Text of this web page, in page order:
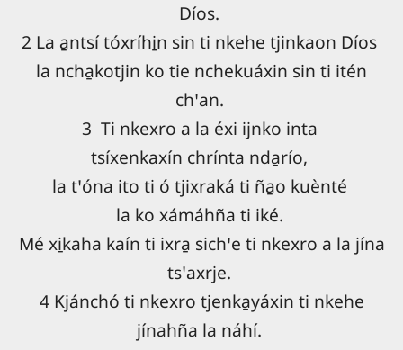
Díos.
2 La a̱ntsí tóxríhi̱n sin ti nkehe tjinkaon Díos
la ncha̱kotjin ko tie nchekuáxin sin ti itén
chꞌan.
3 Ti nkexro a la éxi ijnko inta
tsíxenkaxín chrínta nda̱río,
la tꞌóna ito ti ó tjixraká ti ña̱o kuènté
la ko xámáhña ti iké.
Mé xi̱kaha kaín ti ixra̱ sichꞌe ti nkexro a la jína
tsꞌaxrje.
4 Kjánchó ti nkexro tjenka̱yáxin ti nkehe
jínahña la náhí.